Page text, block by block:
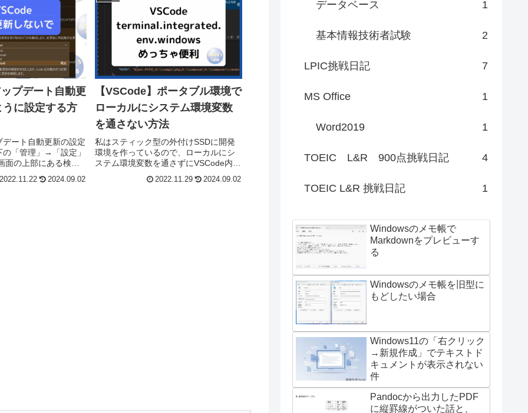
プデート自動更
に設定する方
ート自動更新の設定
「管理」→「設定」
面の上部にある検索
と入力して
」で自動更新のモ
2022.11.22 2024.09.02
【VSCode】ポータブル環境で
ローカルにシステム環境変数
を通さない方法
私はスティック型の外付けSSDに開発
環境を作っているので、ローカルにシ
ステム環境変数を通さずにVSCode内に
環境変数を通してどのPCでもPHPや
Javaが動くようにします。結論から言
2022.11.29 2024.09.02
データベース 1
基本情報技術者試験 2
LPIC挑戦日記 7
MS Office 1
Word2019 1
TOEIC L&R 900点挑戦日記 4
TOEIC L&R 挑戦日記 1
Windowsのメモ帳で
Markdownをプレビューす
る
Windowsのメモ帳を旧型に
もどしたい場合
Windows11の「右クリック
→新規作成」でテキストド
キュメントが表示されない
件
Pandocから出力したPDF
に縦罫線がついた話と、